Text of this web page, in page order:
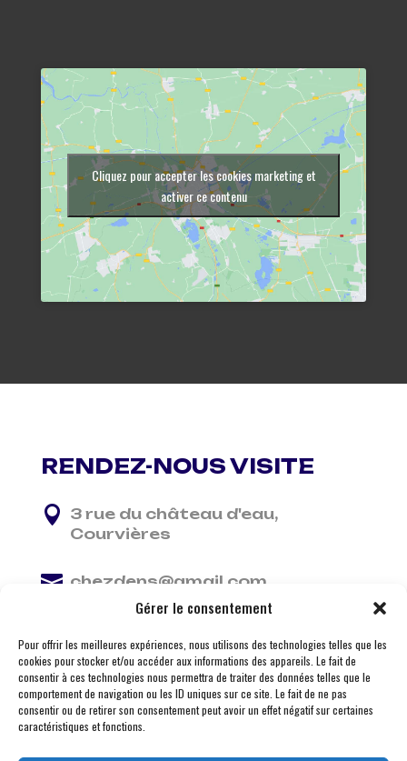
Gérer le consentement
Pour offrir les meilleures expériences, nous utilisons des technologies telles que les
cookies pour stocker et/ou accéder aux informations des appareils. Le fait de
consentir à ces technologies nous permettra de traiter des données telles que le
comportement de navigation ou les ID uniques sur ce site. Le fait de ne pas
consentir ou de retirer son consentement peut avoir un effet négatif sur certaines
caractéristiques et fonctions.
Cliquez pour accepter les cookies marketing et
activer ce contenu
RENDEZ-NOUS VISITE
 3 rue du château d'eau,
Courvières
 chezdens@gmail.com